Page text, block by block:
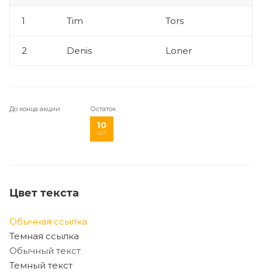
1 Tim Tors
2 Denis Loner
До конца акции Остаток
10
шт
Цвет текста
Обычная ссылка
Темная ссылка
Обычный текст
Темный текст